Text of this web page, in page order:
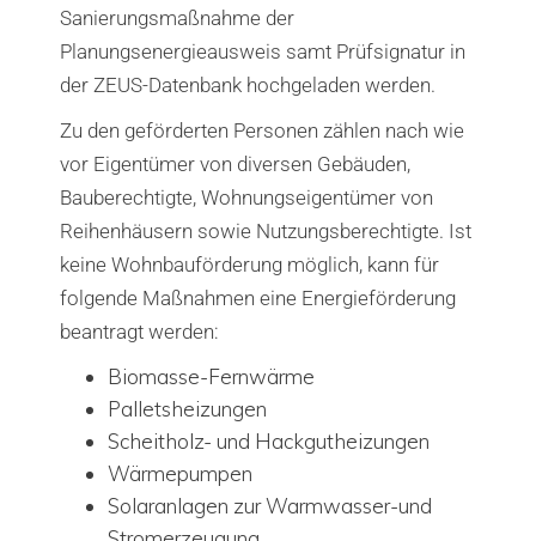
Sanierungsmaßnahme der
Planungsenergieausweis samt Prüfsignatur in
der ZEUS-Datenbank hochgeladen werden.
Zu den geförderten Personen zählen nach wie
vor Eigentümer von diversen Gebäuden,
Bauberechtigte, Wohnungseigentümer von
Reihenhäusern sowie Nutzungsberechtigte. Ist
keine Wohnbauförderung möglich, kann für
folgende Maßnahmen eine Energieförderung
beantragt werden:
Biomasse-Fernwärme
Palletsheizungen
Scheitholz- und Hackgutheizungen
Wärmepumpen
Solaranlagen zur Warmwasser-und